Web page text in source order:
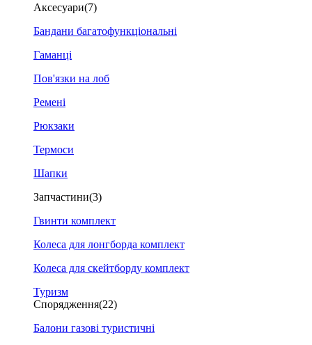
Аксесуари(7)
Бандани багатофункціональні
Гаманці
Пов'язки на лоб
Ремені
Рюкзаки
Термоси
Шапки
Запчастини(3)
Гвинти комплект
Колеса для лонгборда комплект
Колеса для скейтборду комплект
Туризм
Спорядження(22)
Балони газові туристичні